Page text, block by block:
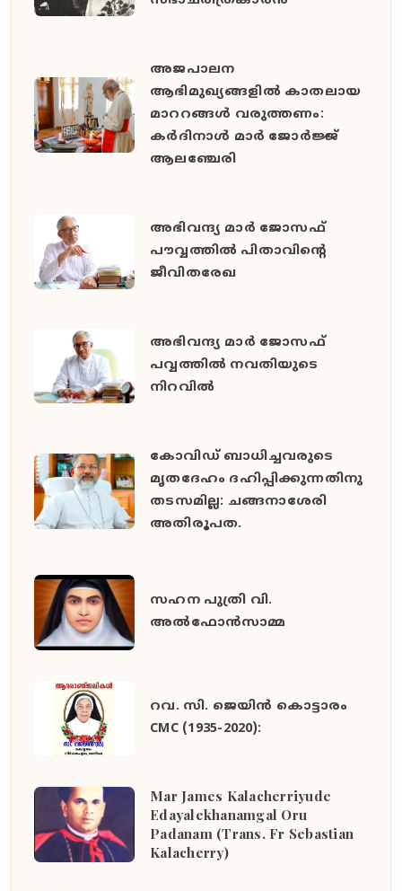
അജപാലന
ആഭിമുഖ്യങ്ങളില്‍ കാതലായ
മാററങ്ങള്‍ വരുത്തണം:
കര്‍ദിനാള്‍ മാര്‍ ജോര്‍ജ്ജ്
ആലഞ്ചേരി
അഭിവന്ദ്യ മാർ ജോസഫ്
പൗവ്വത്തിൽ പിതാവിന്‍റെ
ജീവിതരേഖ
അഭിവന്ദ്യ മാർ ജോസഫ്
പവ്വത്തിൽ നവതിയുടെ
നിറവിൽ
കോവിഡ് ബാധിച്ചവരുടെ
മൃതദേഹം ദഹിപ്പിക്കുന്നതിനു
തടസമില്ല: ചങ്ങനാശേരി
അതിരൂപത.
സഹന പുത്രി വി.
അൽഫോൻസാമ്മ
റവ. സി. ജെയിൻ കൊട്ടാരം
CMC (1935-2020):
Mar James Kalacherriyude
Edayalekhanamgal Oru
Padanam (Trans. Fr Sebastian
Kalacherry)